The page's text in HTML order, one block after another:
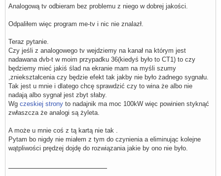
Analogową tv odbieram bez problemu z niego w dobrej jakości.
Odpaliłem więc program me-tv i nic nie znalazł.
Teraz pytanie.
Czy jeśli z analogowego tv wejdziemy na kanał na którym jest
nadawana dvb-t w moim przypadku 36(kiedyś było to CT1) to czy
będziemy mieć jakiś ślad na ekranie mam na myśli szumy
,zniekształcenia czy będzie efekt tak jakby nie było żadnego sygnału.
Tak jest u mnie i dlatego chcę sprawdzić czy to wina że albo nie
nadają albo sygnał jest zbyt słaby.
Wg czeskiej strony to nadajnik ma moc 100kW więc powinien styknąć
zwłaszcza że analogi są żyleta.
A może u mnie coś z tą kartą nie tak .
Pytam bo nigdy nie miałem z tym do czynienia a eliminując kolejne
wątpliwości prędzej dojdę do rozwiązania jakie by ono nie było.